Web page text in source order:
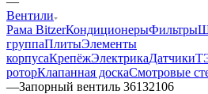
Вентили
Рама BitzerКондиционерыФильтры
группаПлитыЭлементы
корпусаКрепёжЭлектрикаДатчики
роторКлапанная доскаСмотровые
—Запорный вентиль 36132106